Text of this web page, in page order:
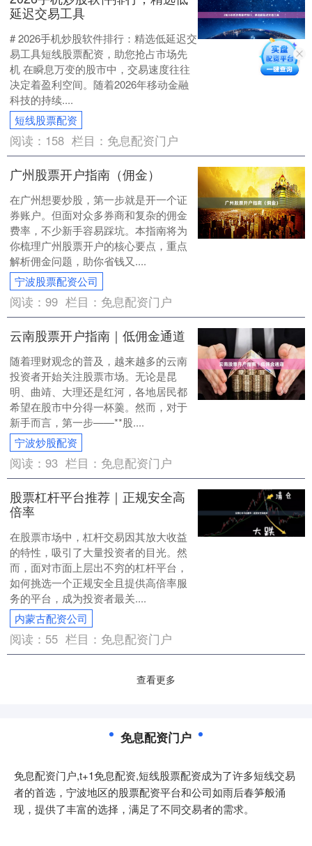
延迟交易工具
# 2026手机炒股软件排行：精选低延迟交
易工具短线股票配资，助您抢占市场先
机 在瞬息万变的股市中，交易速度往往
决定着盈利空间。随着2026年移动金融
科技的持续....
短线股票配资
阅读： 158 栏目： 免息配资门户
广州股票开户指南（佣金）
在广州想要炒股，第一步就是开一个证
券账户。但面对众多券商和复杂的佣金
费率，不少新手容易踩坑。本指南将为
你梳理广州股票开户的核心要点，重点
解析佣金问题，助你省钱又....
宁波股票配资公司
阅读：99 栏目： 免息配资门户
云南股票开户指南｜低佣金通道
随着理财观念的普及，越来越多的云南
投资者开始关注股票市场。无论是昆
明、曲靖、大理还是红河，各地居民都
希望在股市中分得一杯羹。然而，对于
新手而言，第一步——**股....
宁波炒股配资
阅读：93 栏目： 免息配资门户
股票杠杆平台推荐｜正规安全高
倍率
在股票市场中，杠杆交易因其放大收益
的特性，吸引了大量投资者的目光。然
而，面对市面上层出不穷的杠杆平台，
如何挑选一个正规安全且提供高倍率服
务的平台，成为投资者最关....
内蒙古配资公司
阅读： 55 栏目： 免息配资门户
查看更多
免息配资门户
免息配资门户,t+1免息配资,短线股票配资成为了许多短线交易
者的首选，宁波地区的股票配资平台和公司如雨后春笋般涌
现，提供了丰富的选择，满足了不同交易者的需求。